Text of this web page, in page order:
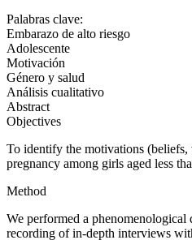
Palabras clave:
Embarazo de alto riesgo
Adolescente
Motivación
Género y salud
Análisis cualitativo
Abstract
Objectives
To identify the motivations (beliefs,
pregnancy among girls aged less
Method
We performed a
recording of in-depth interviews